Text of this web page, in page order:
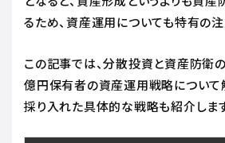
るため、資産運用についても特有の注
この記事では、分散投資と資産防衛
億円保有者の資産運用戦略について
採り入れた具体的な戦略も紹介します